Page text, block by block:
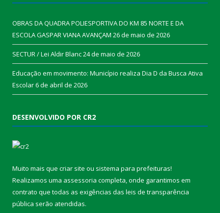
OBRAS DA QUADRA POLIESPORTIVA DO KM 85 NORTE E DA
ESCOLA GASPAR VIANA AVANÇAM 26 de maio de 2026
SECTUR / Lei Aldir Blanc24 de maio de 2026
Educação em movimento: Município realiza Dia D da Busca Ativa
Escolar6 de abril de 2026
DESENVOLVIDO POR CR2
Muito mais que criar site ou sistema para prefeituras!
Realizamos uma assessoria completa, onde garantimos em
contrato que todas as exigências das leis de transparência
pública serão atendidas.